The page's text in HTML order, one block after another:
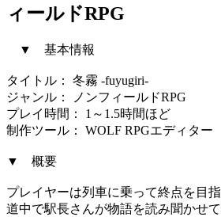
ィールドRPG
▼ 基本情報
タイトル： 冬霧 -fuyugiri-
ジャンル： ノンフィールドRPG
プレイ時間： 1～1.5時間ほど
制作ツール： WOLF RPGエディター
▼ 概要
プレイヤーは列車に乗って終点を目指
道中で駅長さんが物語を読み聞かせて